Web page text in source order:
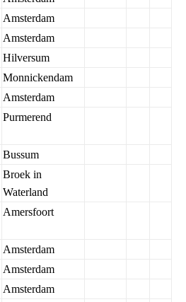
Amsterdam
Amsterdam
Hilversum
Monnickendam
Amsterdam
Purmerend
Bussum
Broek in
Waterland
Amersfoort
Amsterdam
Amsterdam
Amsterdam